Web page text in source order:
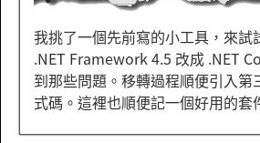
我挑了一個先前寫的小工具，來試
.NET Framework 4.5 改成 .NET
到那些問題。移轉過程順便引入第
式碼。這裡也順便記一個好用的套